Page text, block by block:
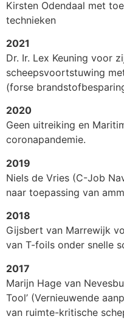
Kirsten Odendaal met
technieken
2021
Dr. Ir. Lex Keuning voor
scheepsvoortstuwing
(forse
2020
Geen uitreiking en
coronapandemie.
2019
Niels de Vries (C-Job
naar toepassing van
2018
Gijsbert van Marrewijk
van T-foils onder snelle
2017
Marijn Hage van
Tool’ (Vernieuwende
van ruimte-kritische